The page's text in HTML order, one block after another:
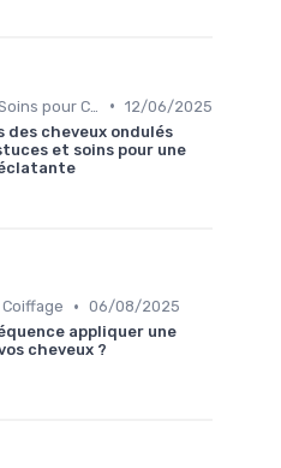
• 12/06/2025
des cheveux ondulés
et soins pour une
• 06/08/2025
appliquer une
cheveux ?